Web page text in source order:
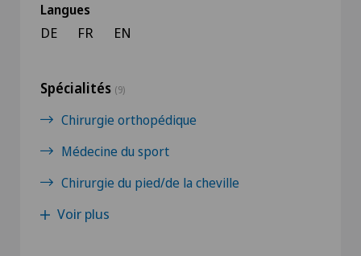
Langues
DE FR EN
Spécialités (9)
Chirurgie orthopédique
Médecine du sport
Chirurgie du pied/de la cheville
Voir plus